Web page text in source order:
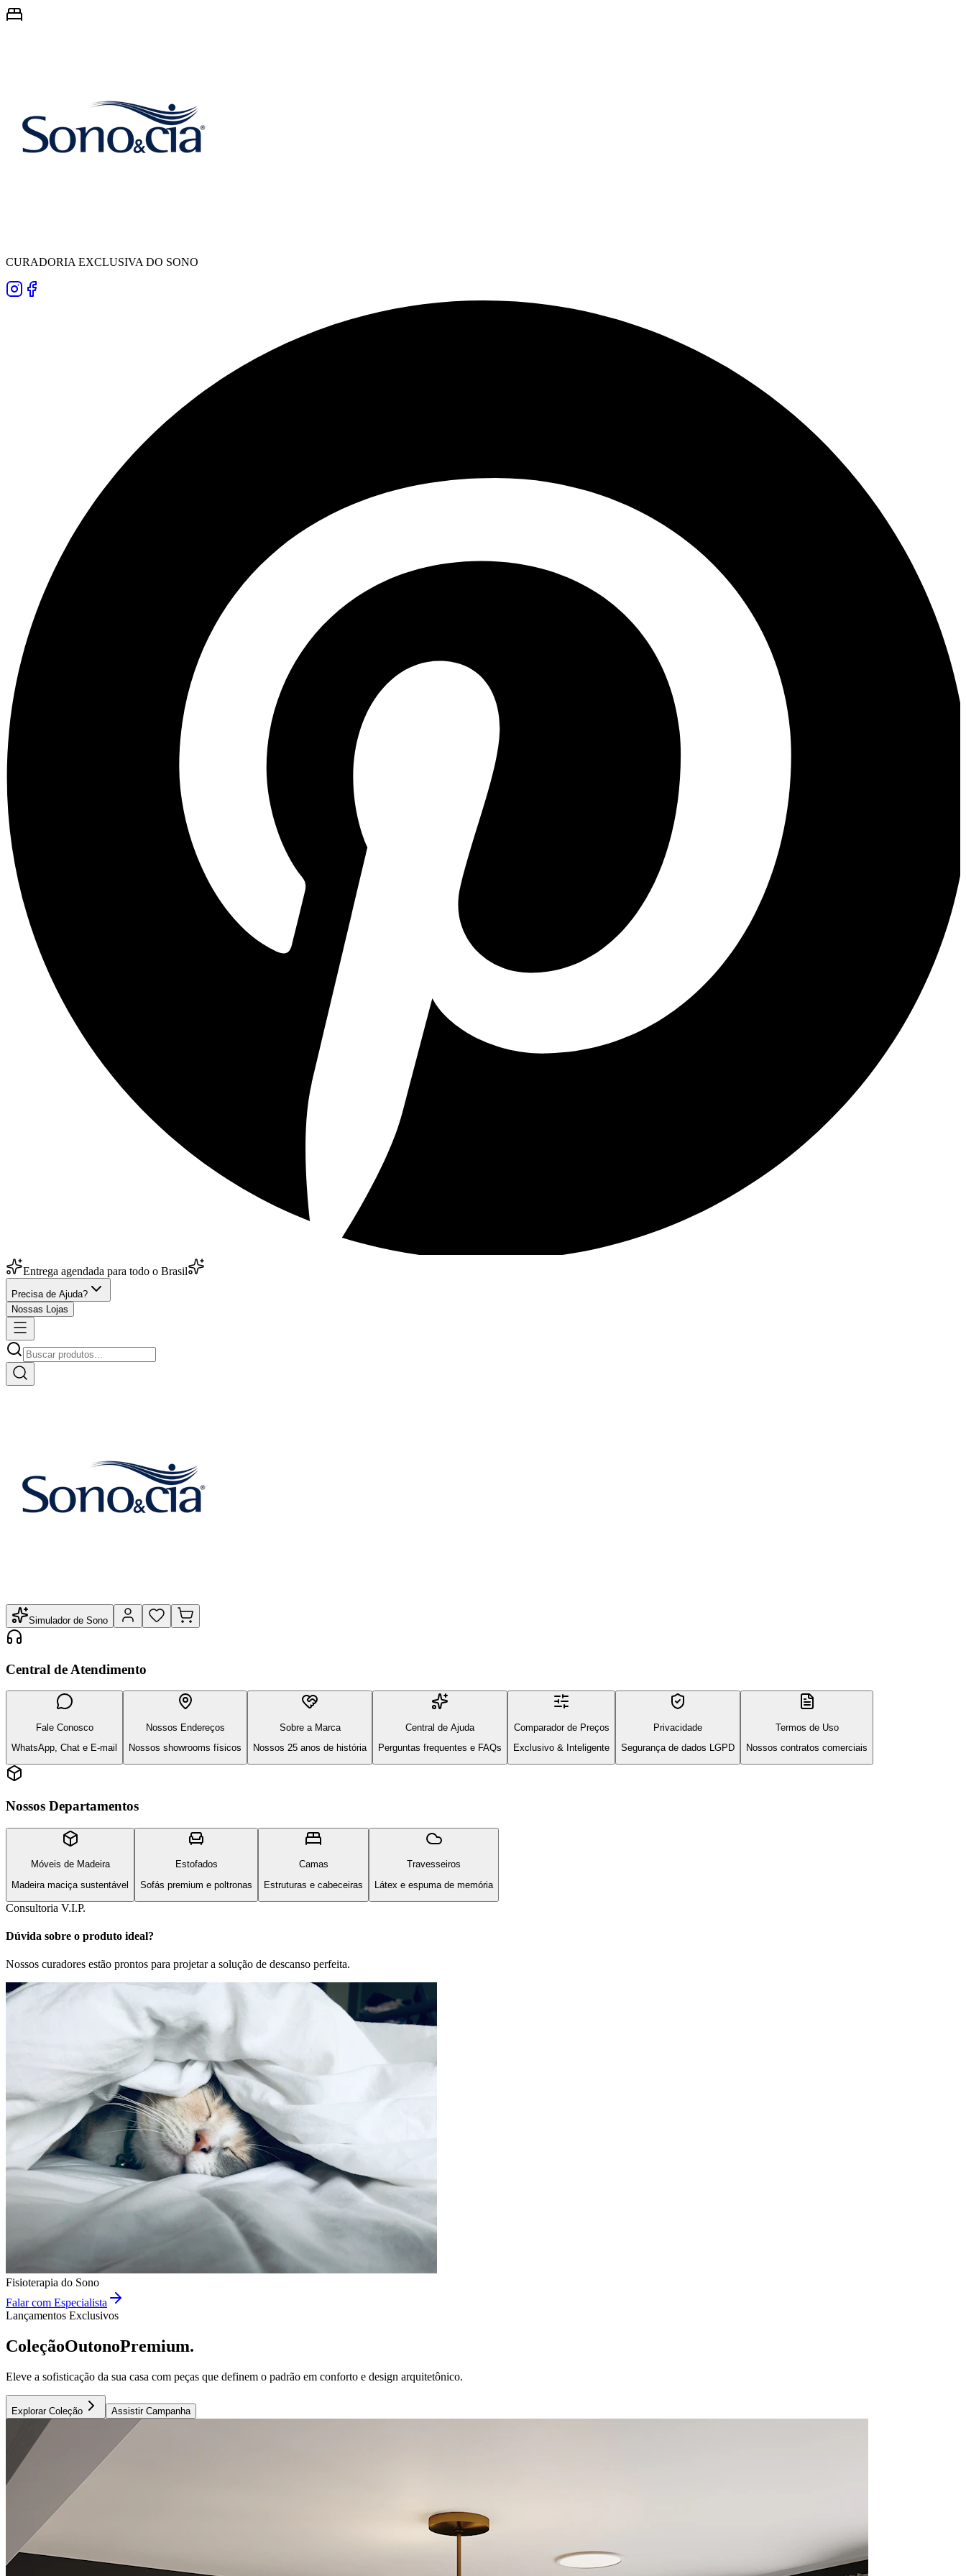
CURADORIA EXCLUSIVA DO SONO
Entrega agendada para todo o Brasil
Precisa de Ajuda?
Nossas Lojas
Simulador de Sono
Central de Atendimento
Fale Conosco
WhatsApp, Chat e E-mail
Nossos Endereços
Nossos showrooms físicos
Sobre a Marca
Nossos 25 anos de história
Central de Ajuda
Perguntas frequentes e FAQs
Comparador de Preços
Exclusivo & Inteligente
Privacidade
Segurança de dados LGPD
Termos de Uso
Nossos contratos comerciais
Nossos Departamentos
Móveis de Madeira
Madeira maciça sustentável
Estofados
Sofás premium e poltronas
Camas
Estruturas e cabeceiras
Travesseiros
Látex e espuma de memória
Consultoria V.I.P.
Dúvida sobre o produto ideal?
Nossos curadores estão prontos para projetar a solução de descanso perfeita.
Fisioterapia do Sono
Falar com Especialista
Lançamentos Exclusivos
ColeçãoOutonoPremium.
Eleve a sofisticação da sua casa com peças que definem o padrão em conforto e design arquitetônico.
Explorar Coleção Assistir Campanha